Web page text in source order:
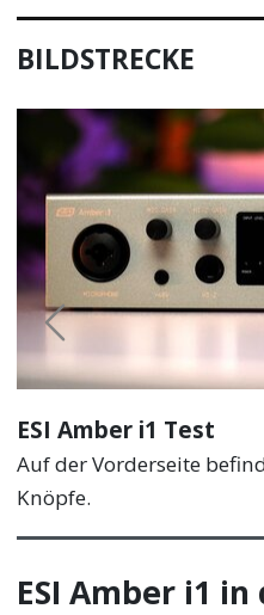
BILDSTRECKE
ESI Amber i1 Test
Auf der Vorderseite
Knöpfe.
Previous
ESI Amber i1